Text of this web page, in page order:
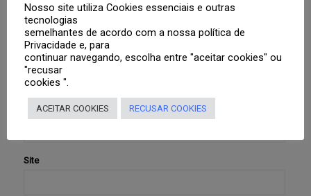
Nome*
E-mail*
Site
Nosso site utiliza Cookies essenciais e outras
tecnologias
semelhantes de acordo com a nossa política de
Privacidade e, para
continuar navegando, escolha entre "aceitar cookies" ou
"recusar
cookies ".
ACEITAR COOKIES RECUSAR COOKIES